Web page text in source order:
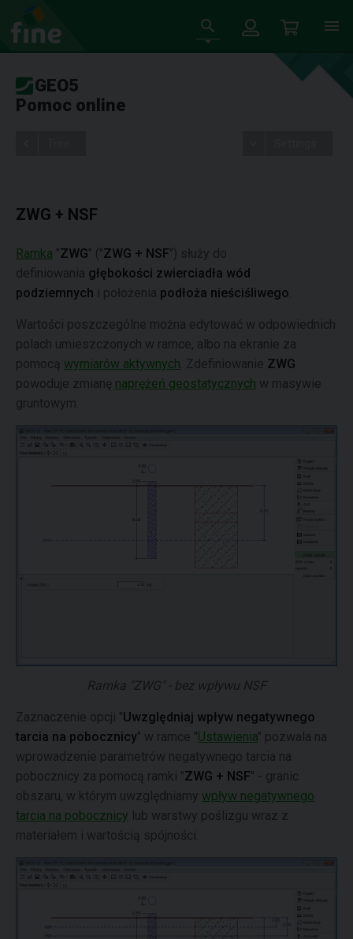
GEO5
Pomoc online
ZWG + NSF
Ramka "ZWG" ("ZWG + NSF") służy do
definiowania głębokości zwierciadła wód
podziemnych i położenia podłoża nieściśliwego
Wartości poszczególne można edytować w odpowiednich
polach umieszczonych w ramce, albo na ekranie za
pomocą wymiarów aktywnych . Zdefiniowanie ZWG
powoduje zmianę naprężeń geostatycznych w masywie
gruntowym.
Ramka "ZWG" - bez wpływu NSF
Zaznaczenie opcji "Uwzględniaj wpływ negatywnego
tarcia na pobocznicy" w ramce "Ustawienia" pozwala na
wprowadzenie parametrów negatywnego tarcia na
pobocznicy za pomocą ramki "ZWG + NSF" - granic
obszaru, w którym uwzględniamy wpływ negatywnego
tarcia na pobocznicy lub warstwy poślizgu wraz z
materiałem i wartością spójności.